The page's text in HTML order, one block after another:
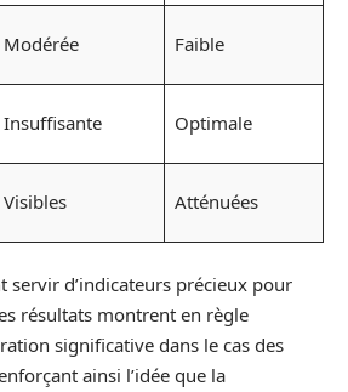
Modérée Faible
Insuffisante Optimale
Visibles Atténuées
servir d’indicateurs précieux pour
résultats montrent en règle
significative dans le cas des
ainsi l’idée que la